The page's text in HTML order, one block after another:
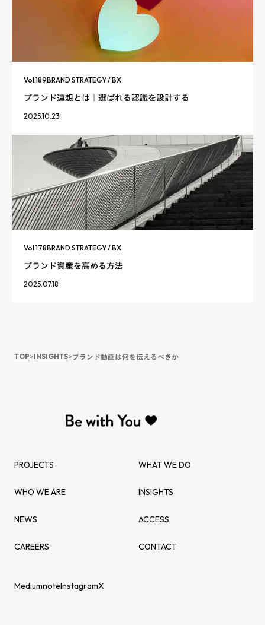
Vol.189BRAND STRATEGY / BX
ブランド連想とは｜選ばれる認識を設計する
2025.10.23
Vol.178BRAND STRATEGY / BX
ブランド資産を高める方法
2025.07.18
TOP>INSIGHTS>ブランド動画は何を伝えるべきか
PROJECTS WHAT WE DO
WHO WE ARE INSIGHTS
NEWS ACCESS
CAREERS CONTACT
MediumnoteInstagramX